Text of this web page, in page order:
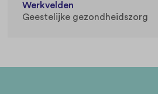
Werkvelden
Geestelijke gezondheidszorg